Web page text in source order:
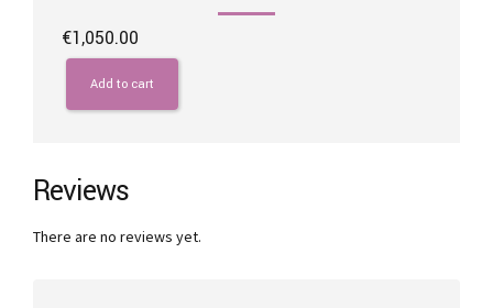
€1,050.00
Add to cart
Reviews
There are no reviews yet.